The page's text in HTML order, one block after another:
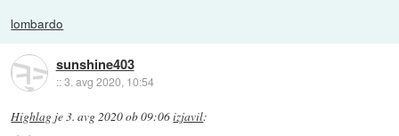
lombardo
sunshine403
::3. avg 2020, 10:54
Highlag je3. avg 2020 ob 09:06izjavil: